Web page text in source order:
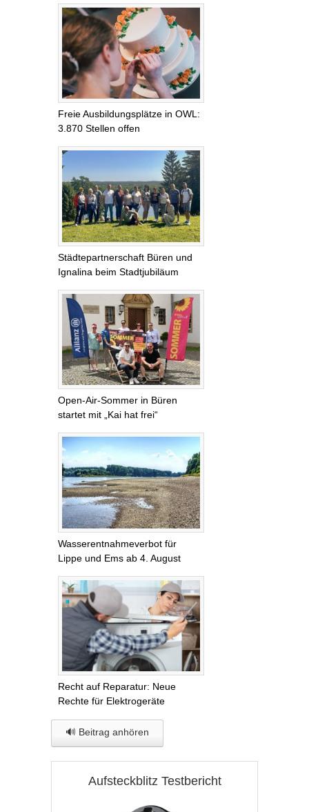
Freie Ausbildungsplätze in OWL:
3.870 Stellen offen
Städtepartnerschaft Büren und
Ignalina beim Stadtjubiläum
Open-Air-Sommer in Büren
startet mit „Kai hat frei“
Wasserentnahmeverbot für
Lippe und Ems ab 4. August
Recht auf Reparatur: Neue
Rechte für Elektrogeräte
🔊 Beitrag anhören
Aufsteckblitz Testbericht